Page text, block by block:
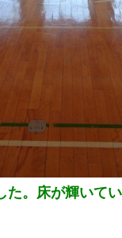
。床が輝いてい